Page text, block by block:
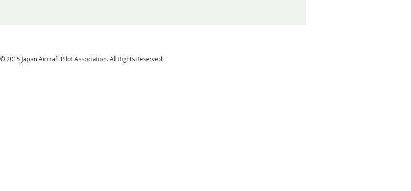
© 2015 Japan Aircraft Pilot Association. All Rights Reserved.